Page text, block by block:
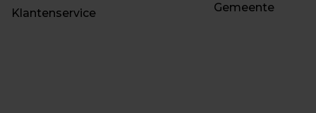
Klantenservice Gemeente